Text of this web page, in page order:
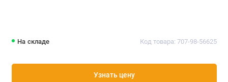
На складе Код товара: 707-98-56625
Узнать цену